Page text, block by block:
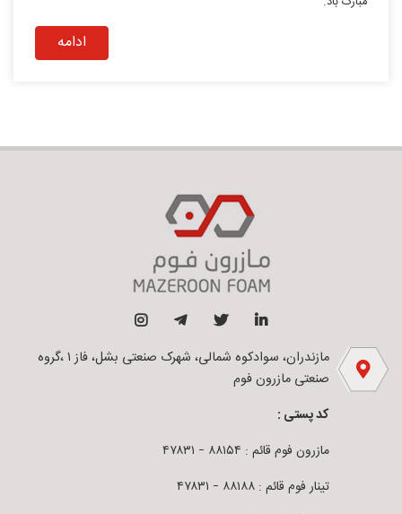
ادامه
مازندران، سوادکوه شمالی، شهرک صنعتی بشل، فاز ۱ ،گروه
صنعتی مازرون فوم
کد پستی :
مازرون فوم قائم : ۸۸۱۵۴ – ۴۷۸۳۱
تینار فوم قائم : ۸۸۱۸۸ – ۴۷۸۳۱